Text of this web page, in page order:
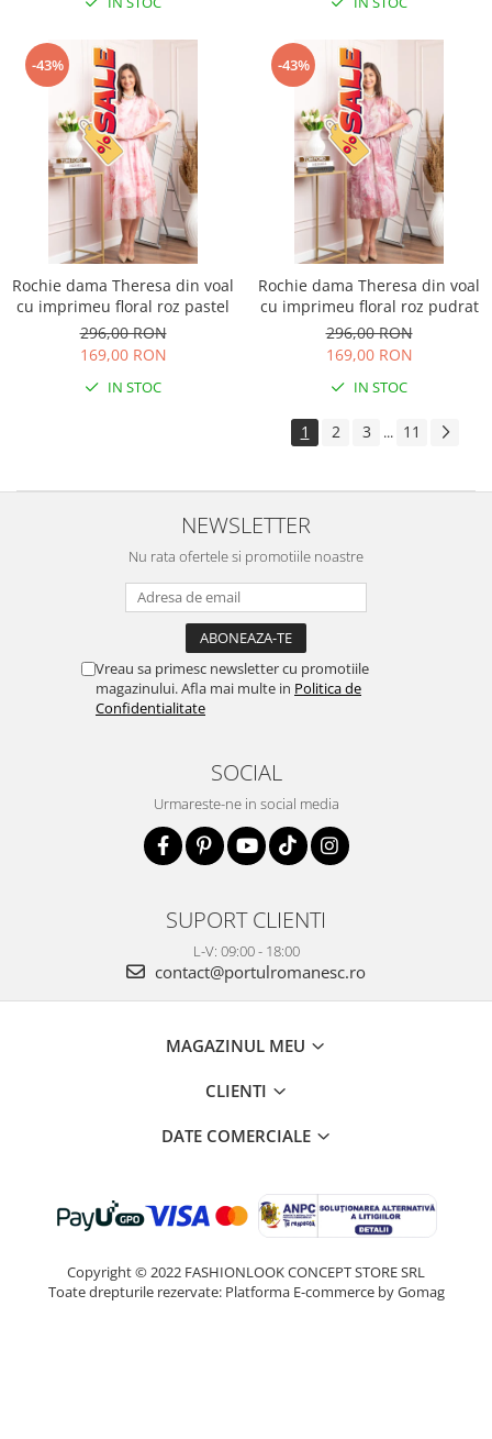
-43%
Rochie dama Theresa din voal
cu imprimeu floral roz pastel
296,00 RON
169,00 RON
IN STOC
-43%
Rochie dama Theresa din voal
cu imprimeu floral roz pudrat
296,00 RON
169,00 RON
IN STOC
1 2 3 ... 11
NEWSLETTER
Nu rata ofertele si promotiile noastre
Vreau sa primesc newsletter cu promotiile
magazinului. Afla mai multe in Politica de
Confidentialitate
SOCIAL
Urmareste-ne in social media
SUPORT CLIENTI
L-V: 09:00 - 18:00
contact@portulromanesc.ro
MAGAZINUL MEU
CLIENTI
DATE COMERCIALE
Copyright © 2022 FASHIONLOOK CONCEPT STORE SRL
Toate drepturile rezervate: Platforma E-commerce by Gomag